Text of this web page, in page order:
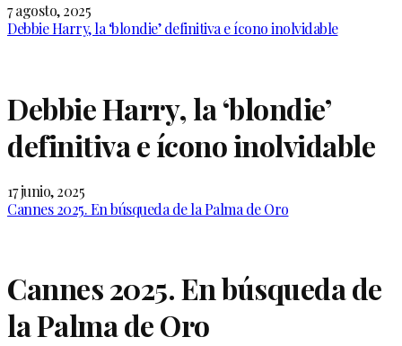
7 agosto, 2025
Debbie Harry, la ‘blondie’ definitiva e ícono inolvidable
Debbie Harry, la ‘blondie’
definitiva e ícono inolvidable
17 junio, 2025
Cannes 2025. En búsqueda de la Palma de Oro
Cannes 2025. En búsqueda de
la Palma de Oro